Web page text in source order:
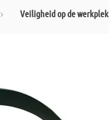
Veiligheid op de werkplek